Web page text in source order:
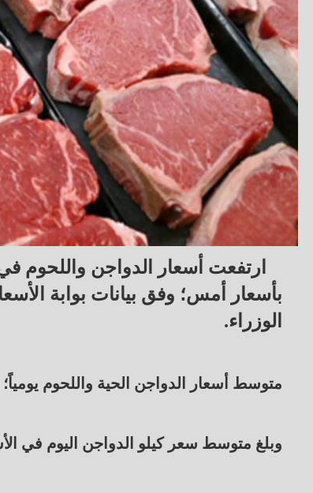
ارتفعت أسعار الدواجن واللحوم
بأسعار أمس؛ وفق بيانات بوابة
الوزراء.
متوسط أسعار الدواجن الحية واللحوم
وبلغ متوسط سعر كيلو الدواجن اليوم في الأسواق نحو 112.46 جنيه،